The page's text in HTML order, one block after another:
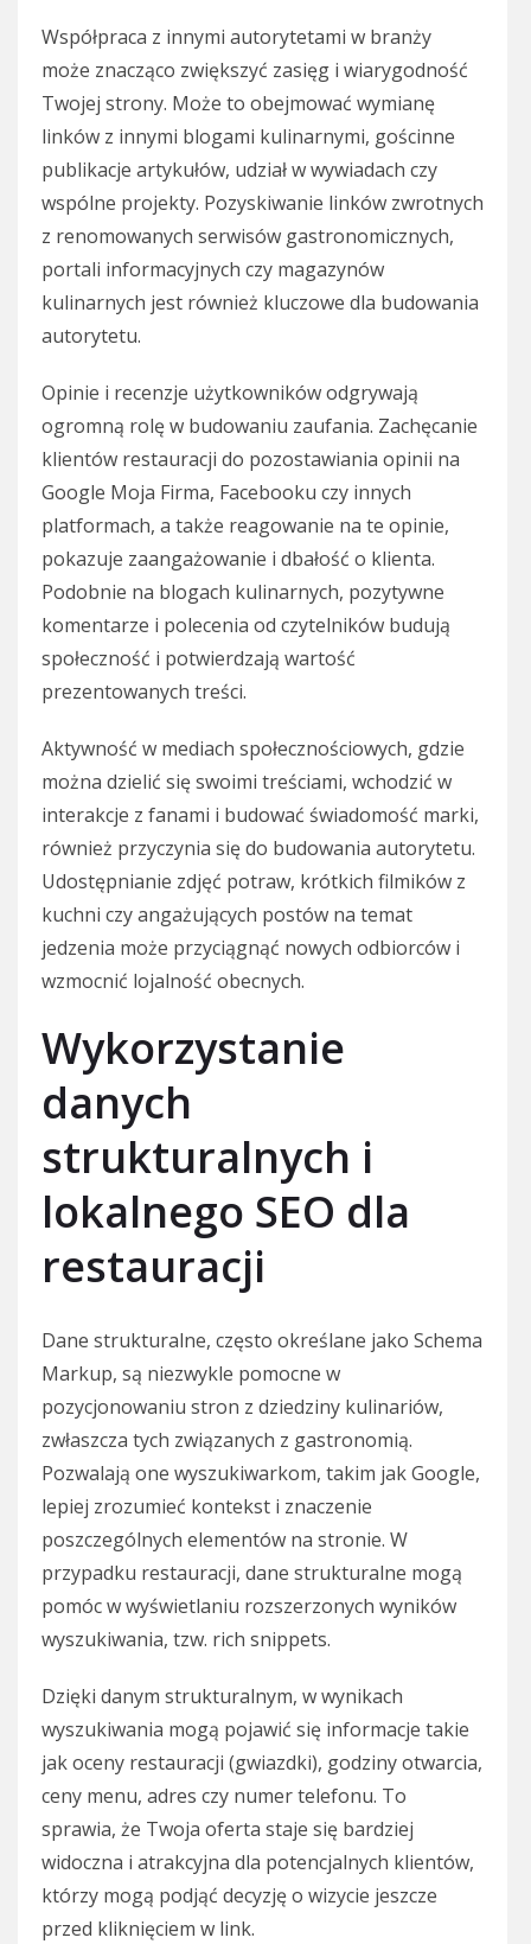
Współpraca z innymi autorytetami w branży
może znacząco zwiększyć zasięg i wiarygodność
Twojej strony. Może to obejmować wymianę
linków z innymi blogami kulinarnymi, gościnne
publikacje artykułów, udział w wywiadach czy
wspólne projekty. Pozyskiwanie linków zwrotnych
z renomowanych serwisów gastronomicznych,
portali informacyjnych czy magazynów
kulinarnych jest również kluczowe dla budowania
autorytetu.
Opinie i recenzje użytkowników odgrywają
ogromną rolę w budowaniu zaufania. Zachęcanie
klientów restauracji do pozostawiania opinii na
Google Moja Firma, Facebooku czy innych
platformach, a także reagowanie na te opinie,
pokazuje zaangażowanie i dbałość o klienta.
Podobnie na blogach kulinarnych, pozytywne
komentarze i polecenia od czytelników budują
społeczność i potwierdzają wartość
prezentowanych treści.
Aktywność w mediach społecznościowych, gdzie
można dzielić się swoimi treściami, wchodzić w
interakcje z fanami i budować świadomość marki,
również przyczynia się do budowania autorytetu.
Udostępnianie zdjęć potraw, krótkich filmików z
kuchni czy angażujących postów na temat
jedzenia może przyciągnąć nowych odbiorców i
wzmocnić lojalność obecnych.
Wykorzystanie
danych
strukturalnych i
lokalnego SEO dla
restauracji
Dane strukturalne, często określane jako Schema
Markup, są niezwykle pomocne w
pozycjonowaniu stron z dziedziny kulinariów,
zwłaszcza tych związanych z gastronomią.
Pozwalają one wyszukiwarkom, takim jak Google,
lepiej zrozumieć kontekst i znaczenie
poszczególnych elementów na stronie. W
przypadku restauracji, dane strukturalne mogą
pomóc w wyświetlaniu rozszerzonych wyników
wyszukiwania, tzw. rich snippets.
Dzięki danym strukturalnym, w wynikach
wyszukiwania mogą pojawić się informacje takie
jak oceny restauracji (gwiazdki), godziny otwarcia,
ceny menu, adres czy numer telefonu. To
sprawia, że Twoja oferta staje się bardziej
widoczna i atrakcyjna dla potencjalnych klientów,
którzy mogą podjąć decyzję o wizycie jeszcze
przed kliknięciem w link.